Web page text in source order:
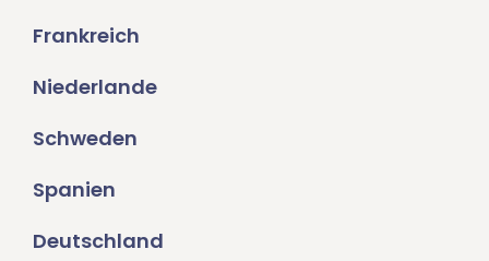
Frankreich
Niederlande
Schweden
Spanien
Deutschland